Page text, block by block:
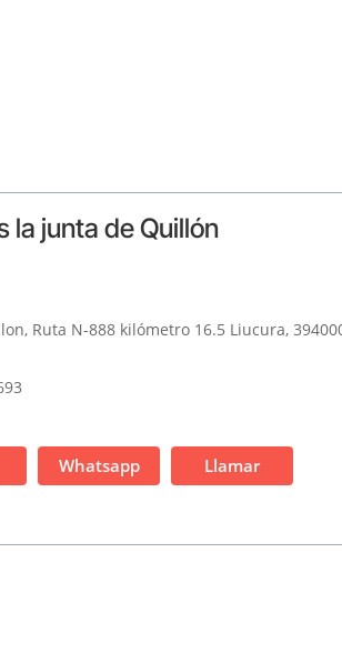
la junta de Quillón
Ruta N-888 kilómetro 16.5 Liucura,
Whatsapp Llamar